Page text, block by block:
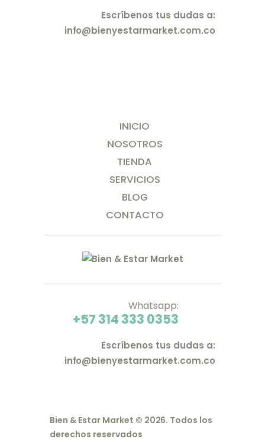
Escríbenos tus dudas a:
info@bienyestarmarket.com.co
INICIO
NOSOTROS
TIENDA
SERVICIOS
BLOG
CONTACTO
Whatsapp:
+57 314 333 0353
Escríbenos tus dudas a:
info@bienyestarmarket.com.co
Bien & Estar Market © 2026. Todos los
derechos reservados